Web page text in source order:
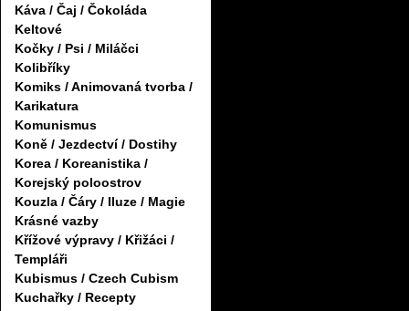
Káva / Čaj / Čokoláda
Keltové
Kočky / Psi / Miláčci
Kolibříky
Komiks / Animovaná tvorba /
Karikatura
Komunismus
Koně / Jezdectví / Dostihy
Korea / Koreanistika /
Korejský poloostrov
Kouzla / Čáry / Iluze / Magie
Krásné vazby
Křížové výpravy / Křižáci /
Templáři
Kubismus / Czech Cubism
Kuchařky / Recepty